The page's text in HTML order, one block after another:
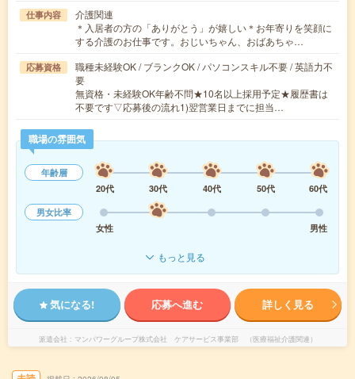
仕事内容
介護関連
＊入居者の方の「ありがとう」が嬉しい＊お年寄りを笑顔に
する介護のお仕事です。おじいちゃん、おばあちゃ…
応募資格
職種未経験OK / ブランクOK / パソコンスキル不要 / 英語力不
要
無資格・未経験OK年齢不問★10名以上採用予定★履歴書は
不要です▽応募後の流れ1)翌営業日までに担当…
職場の雰囲気
年齢層
20代
30代 40代 50代
60代
男女比率
女性
男性
もっと見る
気になる! 応募へ進む 詳しく見る
派遣会社 マンパワーグループ株式会社 ケアサービス事業部 （医療福祉介護関連）